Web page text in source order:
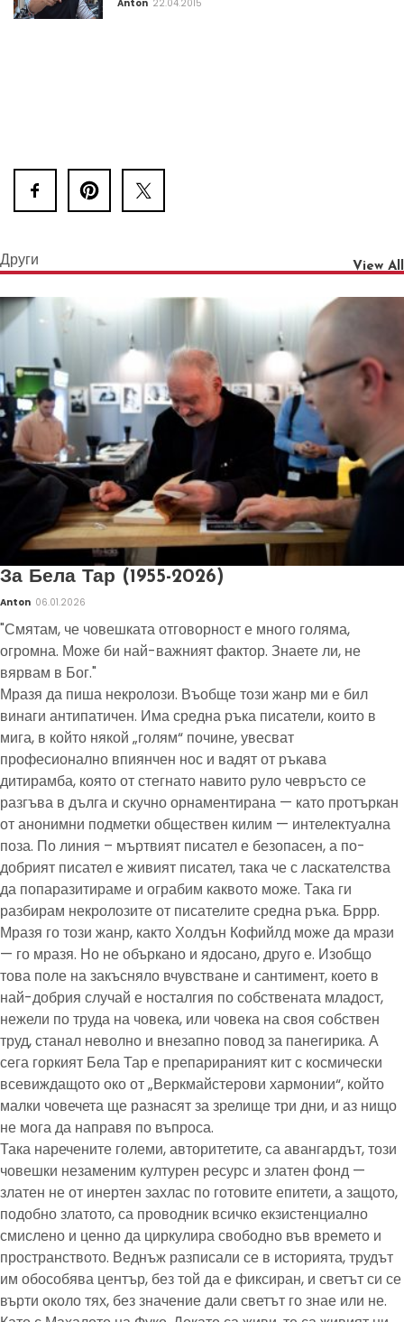
Anton 22.04.2015
Други View All
За Бела Тар (1955-2026)
Anton 06.01.2026
"Смятам, че човешката отговорност е много голяма,
огромна. Може би най-важният фактор. Знаете ли, не
вярвам в Бог."
Мразя да пиша некролози. Въобще този жанр ми е бил
винаги антипатичен. Има средна ръка писатели, които в
мига, в който някой „голям“ почине, увесват
професионално впиянчен нос и вадят от ръкава
дитирамба, която от стегнато навито руло чевръсто се
разгъва в дълга и скучно орнаментирана — като протъркан
от анонимни подметки обществен килим — интелектуална
поза. По линия – мъртвият писател е безопасен, а по-
добрият писател е живият писател, така че с ласкателства
да попаразитираме и ограбим каквото може. Така ги
разбирам некролозите от писателите средна ръка. Бррр.
Мразя го този жанр, както Холдън Кофийлд може да мрази
— го мразя. Но не объркано и ядосано, друго е. Изобщо
това поле на закъсняло вчувстване и сантимент, което в
най-добрия случай е носталгия по собствената младост,
нежели по труда на човека, или човека на своя собствен
труд, станал неволно и внезапно повод за панегирика. А
сега горкият Бела Тар е препарираният кит с космически
всевиждащото око от „Веркмайстерови хармонии“, който
малки човечета ще разнасят за зрелище три дни, и аз нищо
не мога да направя по въпроса.
Така наречените големи, авторитетите, са авангардът, този
човешки незаменим културен ресурс и златен фонд —
златен не от инертен захлас по готовите епитети, а защото,
подобно златото, са проводник всичко екзистенциално
смислено и ценно да циркулира свободно във времето и
пространството. Веднъж разписали се в историята, трудът
им обособява център, без той да е фиксиран, и светът си се
върти около тях, без значение дали светът го знае или не.